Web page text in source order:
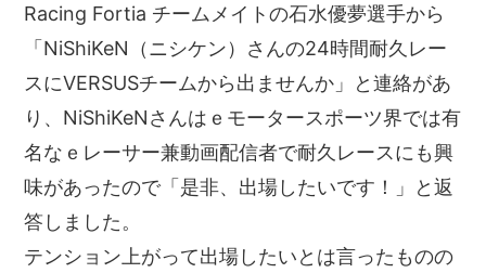
Racing Fortia チームメイトの石水優夢選手から
「NiShiKeN（ニシケン）さんの24時間耐久レー
スにVERSUSチームから出ませんか」と連絡があ
り、NiShiKeNさんはｅモータースポーツ界では有
名なｅレーサー兼動画配信者で耐久レースにも興
味があったので「是非、出場したいです！」と返
答しました。
テンション上がって出場したいとは言ったものの